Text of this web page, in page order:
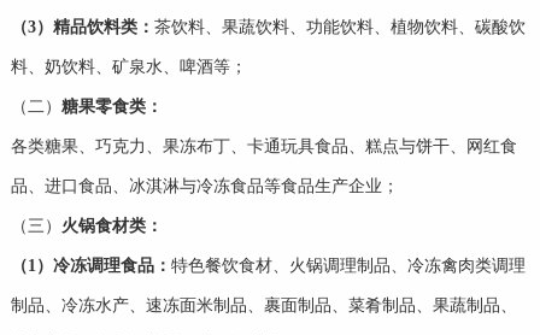
（3）精品饮料类： 茶饮料、果蔬饮料、功能饮料、植物饮料、碳酸饮
料、奶饮料、矿泉水、啤酒等；
（二） 糖果零食类：
各类糖果、巧克力、果冻布丁、卡通玩具食品、糕点与饼干、网红食
品、进口食品、冰淇淋与冷冻食品等食品生产企业；
（三） 火锅食材类：
（1） 冷冻调理食品： 特色餐饮食材、火锅调理制品、冷冻禽肉类调理
制品、冷冻水产、速冻面米制品、裹面制品、菜肴制品、果蔬制品、